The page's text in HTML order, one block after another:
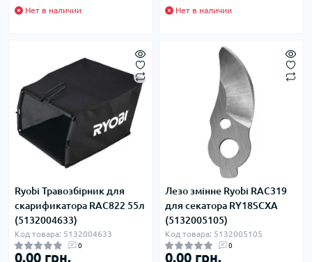
Нет в наличии Нет в наличии
Ryobi Травозбірник для
скарификатора RAC822 55л
(5132004633)
Код товара: 5132004633
0
0.00 грн.
Лезо змінне Ryobi RAC319
для секатора RY18SCXA
(5132005105)
Код товара: 5132005105
0
0.00 грн.